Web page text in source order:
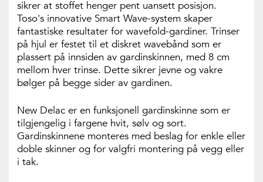
sikrer at stoffet henger pent uansett posisjon.
Toso's innovative Smart Wave-system skaper
fantastiske resultater for wavefold-gardiner. Trinser
på hjul er festet til et diskret wavebånd som er
plassert på innsiden av gardinskinnen, med 8 cm
mellom hver trinse. Dette sikrer jevne og vakre
bølger på begge sider av gardinen.
New Delac er en funksjonell gardinskinne som er
tilgjengelig i fargene hvit, sølv og sort.
Gardinskinnene monteres med beslag for enkle eller
doble skinner og for valgfri montering på vegg eller
i tak.